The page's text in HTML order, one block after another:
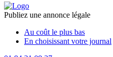
Publiez une annonce légale
Au coût le plus bas
En choisissant votre journal